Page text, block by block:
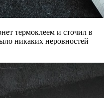
термоклеем и сточил в
никаких неровностей